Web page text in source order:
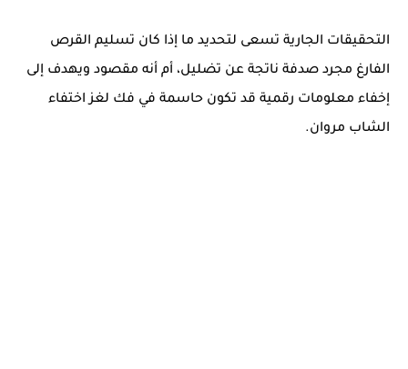
التحقيقات الجارية تسعى لتحديد ما إذا كان تسليم القرص
الفارغ مجرد صدفة ناتجة عن تضليل، أم أنه مقصود ويهدف إلى
إخفاء معلومات رقمية قد تكون حاسمة في فك لغز اختفاء
الشاب مروان.